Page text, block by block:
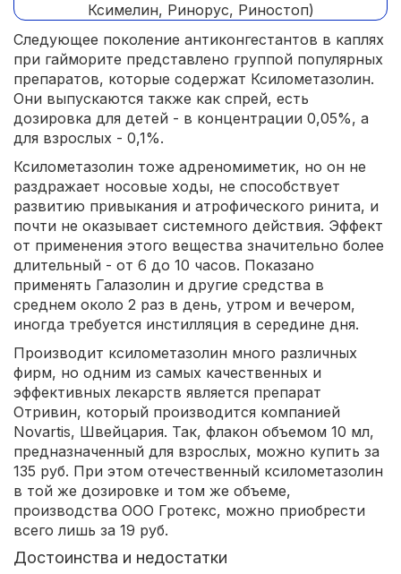
Следующее поколение антиконгестантов в каплях
при гайморите представлено группой популярных
препаратов, которые содержат Ксилометазолин.
Они выпускаются также как спрей, есть
дозировка для детей - в концентрации 0,05%, а
для взрослых - 0,1%.
Ксилометазолин тоже адреномиметик, но он не
раздражает носовые ходы, не способствует
развитию привыкания и атрофического ринита, и
почти не оказывает системного действия. Эффект
от применения этого вещества значительно более
длительный - от 6 до 10 часов. Показано
применять Галазолин и другие средства в
среднем около 2 раз в день, утром и вечером,
иногда требуется инстилляция в середине дня.
Производит ксилометазолин много различных
фирм, но одним из самых качественных и
эффективных лекарств является препарат
Отривин, который производится компанией
Novartis, Швейцария. Так, флакон объемом 10 мл,
предназначенный для взрослых, можно купить за
135 руб. При этом отечественный ксилометазолин
в той же дозировке и том же объеме,
производства ООО Гротекс, можно приобрести
всего лишь за 19 руб.
Достоинства и недостатки